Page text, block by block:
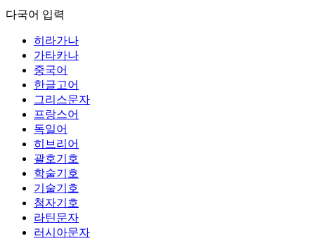
다국어 입력
히라가나
가타카나
중국어
한글고어
그리스문자
프랑스어
독일어
히브리어
괄호기호
학술기호
기술기호
첨자기호
라틴문자
러시아문자